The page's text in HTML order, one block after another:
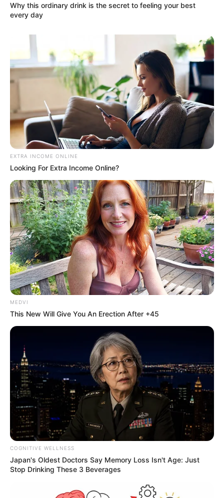
Why this ordinary drink is the secret to feeling your best
every day
EXTRA INCOME ONLINE
Looking For Extra Income Online?
MEDVI
This New Will Give You An Erection After +45
COGNITIVE WELLNESS
Japan's Oldest Doctors Say Memory Loss Isn't Age: Just
Stop Drinking These 3 Beverages